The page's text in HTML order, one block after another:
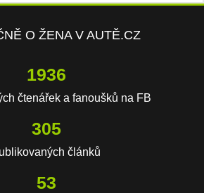
O ŽENA V AUTĚ.CZ
4009
čtenářek a fanoušků na FB
633
článků
111